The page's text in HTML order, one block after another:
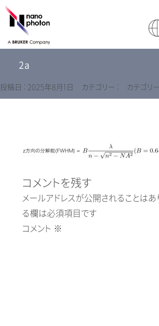
2a
投稿日 : 2025年8月1日 カテゴリー : カテゴリ
コメントを残す
メールアドレスが公開されることはあ
る欄は必須項目です
コメント ※